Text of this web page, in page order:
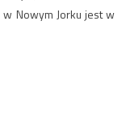
w Nowym Jorku jest w